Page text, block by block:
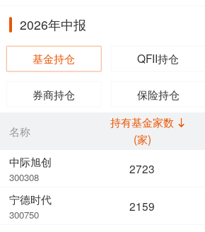
2026年中报
基金持仓 QFII持仓
券商持仓 保险持仓
名称
中际旭创
300308
宁德时代
300750
持有基金家数
(家)
2723
2159